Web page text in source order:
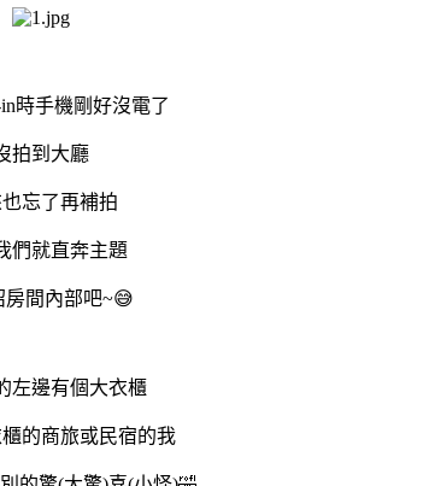
in時手機剛好沒電了
拍到大廳
忘了再補拍
們就直奔主題
房間內部吧~😅
左邊有個大衣櫃
的商旅或民宿的我